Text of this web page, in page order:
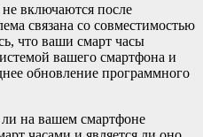
включаются после
связана со совместимостью
что ваши смарт часы
вашего смартфона и
обновление программного
ли на вашем смартфоне